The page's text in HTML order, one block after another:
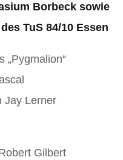
Borbeck sowie
TuS 84/10 Essen
„Pygmalion“
Jay Lerner
Gilbert